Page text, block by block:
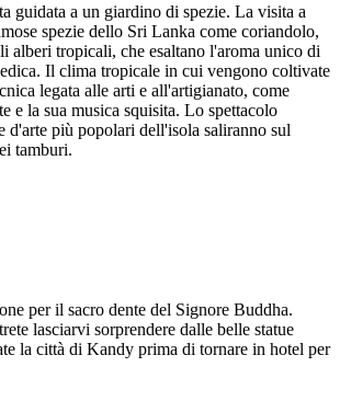
guidata a un giardino di spezie. La visita a
spezie dello Sri Lanka come coriandolo,
alberi tropicali, che esaltano l'aroma unico di
Il clima tropicale in cui vengono coltivate
legata alle arti e all'artigianato, come
e la sua musica squisita. Lo spettacolo
più popolari dell'isola saliranno sul
tamburi.
per il sacro dente del Signore Buddha.
lasciarvi sorprendere dalle belle statue
la città di Kandy prima di tornare in hotel per